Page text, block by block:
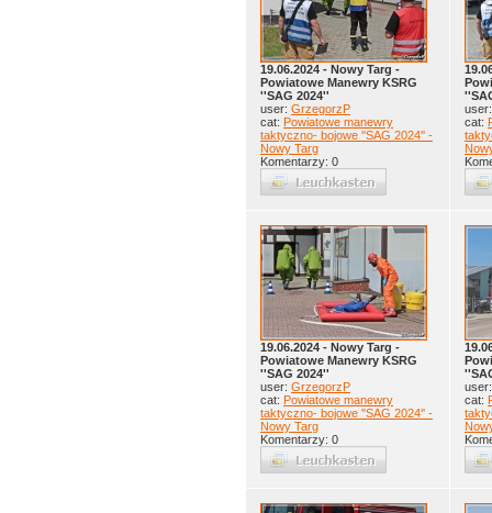
19.06.2024 - Nowy Targ -
Powiatowe Manewry KSRG
''SAG 2024''
user: GrzegorzP
cat: Powiatowe manewry
taktyczno- bojowe ''SAG 2024'' -
Nowy Targ
Komentarzy: 0
cat:
19.06.2024 - Nowy Targ -
Powiatowe Manewry KSRG
''SAG 2024''
user: GrzegorzP
cat: Powiatowe manewry
taktyczno- bojowe ''SAG 2024'' -
Nowy Targ
Komentarzy: 0
cat: